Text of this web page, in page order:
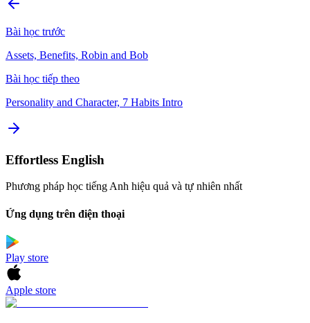
Bài học trước
Assets, Benefits, Robin and Bob
Bài học tiếp theo
Personality and Character, 7 Habits Intro
Effortless English
Phương pháp học tiếng Anh hiệu quả và tự nhiên nhất
Ứng dụng trên điện thoại
Play store
Apple store